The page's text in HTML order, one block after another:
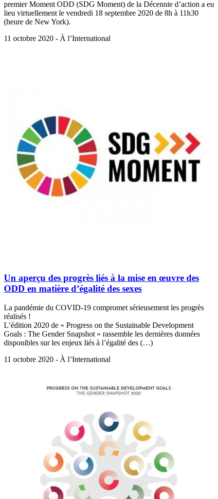
premier Moment ODD (SDG Moment) de la Décennie d’action a eu
lieu virtuellement le vendredi 18 septembre 2020 de 8h à 11h30
(heure de New York).
11 octobre 2020 - À l’International
Un aperçu des progrès liés à la mise en œuvre des
ODD en matière d’égalité des sexes
La pandémie du COVID-19 compromet sérieusement les progrès
réalisés !
L’édition 2020 de « Progress on the Sustainable Development
Goals : The Gender Snapshot » rassemble les dernières données
disponibles sur les enjeux liés à l’égalité des (…)
11 octobre 2020 - À l’International